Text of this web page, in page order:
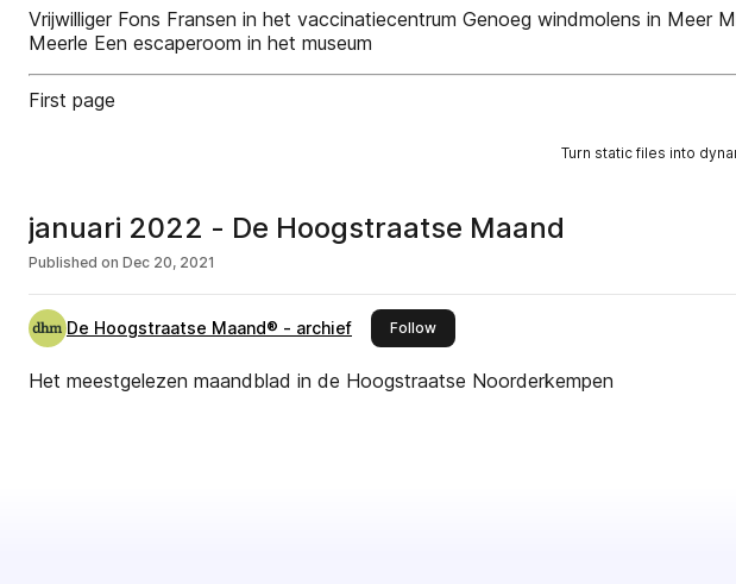
Vrijwilliger Fons Fransen in het vaccinatiecentrum Genoeg windmolens in
Meerle Een escaperoom in het museum
First page
Turn static files into
januari 2022 - De Hoogstraatse Maand
Published on Dec 20, 2021
De Hoogstraatse Maand® - archief Followthis publisher
Het meestgelezen maandblad in de Hoogstraatse Noorderkempen